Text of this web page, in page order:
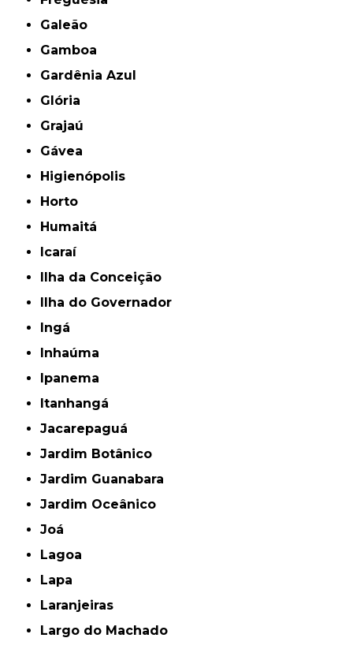
Galeão
Gamboa
Gardênia Azul
Glória
Grajaú
Gávea
Higienópolis
Horto
Humaitá
Icaraí
Ilha da Conceição
Ilha do Governador
Ingá
Inhaúma
Ipanema
Itanhangá
Jacarepaguá
Jardim Botânico
Jardim Guanabara
Jardim Oceânico
Joá
Lagoa
Lapa
Laranjeiras
Largo do Machado